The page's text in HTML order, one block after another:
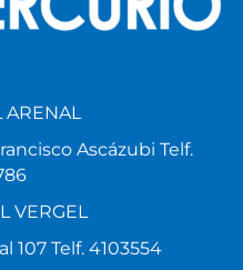
ARENAL
Ascázubi Telf.
VERGEL
107 Telf. 4103554